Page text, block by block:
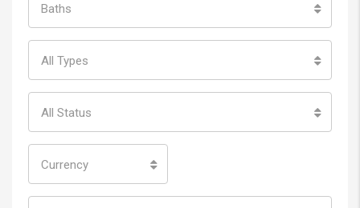
Baths
All Types
All Status
Currency